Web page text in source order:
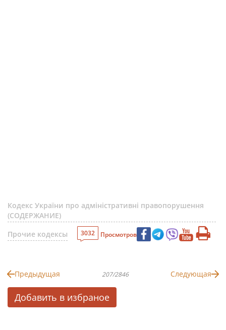
Кодекс України про адміністративні правопорушення
(СОДЕРЖАНИЕ)
Прочие кодексы
3032 Просмотров
Предыдущая 207/2846 Следующая
Добавить в избраное